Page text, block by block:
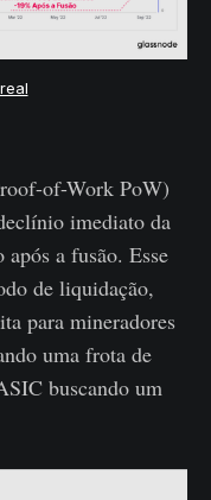
of-Work PoW)
imediato da
a fusão. Esse
de liquidação,
para mineradores
uma frota de
buscando um